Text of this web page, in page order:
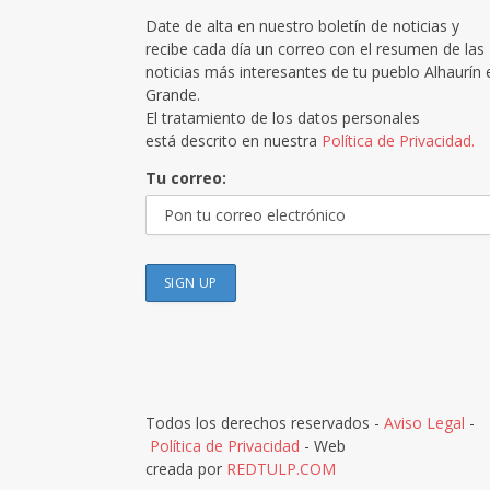
Date de alta en nuestro boletín de noticias y
recibe cada día un correo con el resumen de las
noticias más interesantes de tu pueblo Alhaurín
Grande.
El tratamiento de los datos personales
está descrito en nuestra Política de Privacidad.
Tu correo:
Todos los derechos reservados - Aviso Legal -
Política de Privacidad - Web
creada por REDTULP.COM